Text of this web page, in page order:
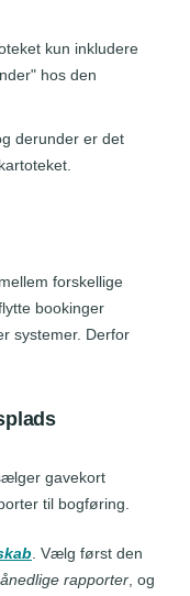
kun inkludere
hos den
derunder er det
forskellige
bookinger
systemer. Derfor
gavekort
til bogføring.
. Vælg først den
rapporter, og